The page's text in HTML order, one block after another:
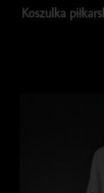
Koszulka